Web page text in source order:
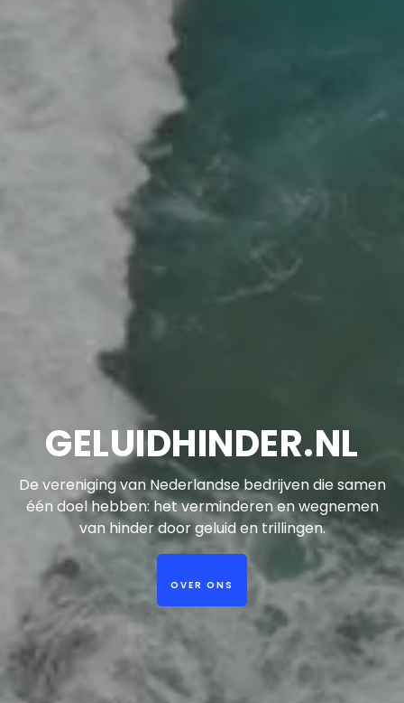
GELUIDHINDER.NL
De vereniging van Nederlandse bedrijven die samen
één doel hebben: het verminderen en wegnemen
van hinder door geluid en trillingen.
OVER ONS